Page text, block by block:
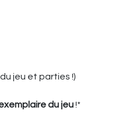
jeu et parties !)
du jeu!*